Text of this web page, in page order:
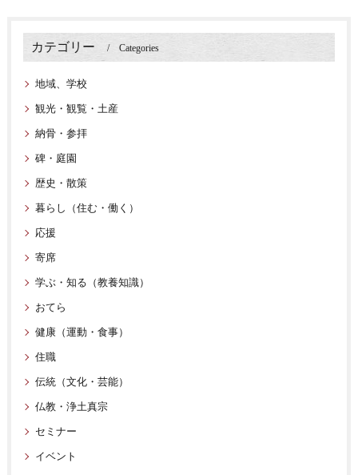
カテゴリー Categories
地域、学校
観光・観覧・土産
納骨・参拝
碑・庭園
歴史・散策
暮らし（住む・働く）
応援
寄席
学ぶ・知る（教養知識）
おてら
健康（運動・食事）
住職
伝統（文化・芸能）
仏教・浄土真宗
セミナー
イベント